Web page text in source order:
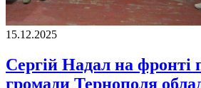
15.12.2025
Сергій Надал на фронті
громади Тернополя